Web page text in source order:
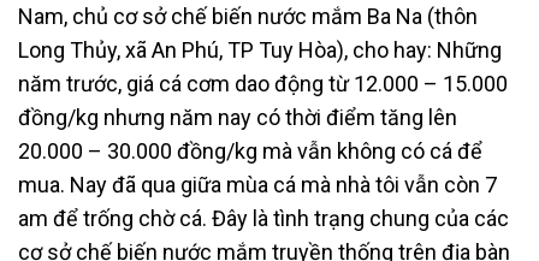
Nam, chủ cơ sở chế biến nước mắm Ba Na (thôn
Long Thủy, xã An Phú, TP Tuy Hòa), cho hay: Những
năm trước, giá cá cơm dao động từ 12.000 – 15.000
đồng/kg nhưng năm nay có thời điểm tăng lên
20.000 – 30.000 đồng/kg mà vẫn không có cá để
mua. Nay đã qua giữa mùa cá mà nhà tôi vẫn còn 7
am để trống chờ cá. Đây là tình trạng chung của các
cơ sở chế biến nước mắm truyền thống trên địa bàn